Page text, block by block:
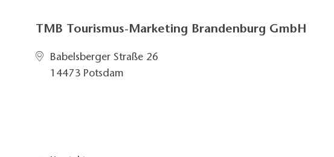
TMB Tourismus-Marketing Brandenburg GmbH
Babelsberger Straße 26
14473 Potsdam